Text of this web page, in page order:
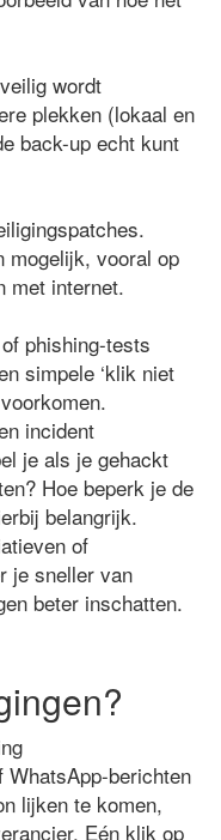
wordt
plekken (lokaal en
back-up echt kunt
mogelijk, vooral op
met internet.
phishing-tests
simpele ‘klik niet
incident
je als je gehackt
Hoe beperk je de
belangrijk.
of
je sneller van
beter inschatten.
berichten
lijken te komen,
Eén klik op